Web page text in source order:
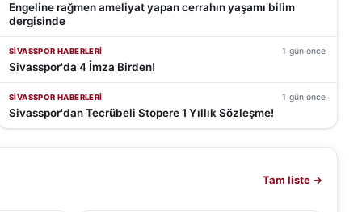
Engeline rağmen ameliyat yapan cerrahın yaşamı bilim
dergisinde
SIVASSPOR HABERLERI
Sivasspor'da 4 İmza Birden!
1 gün önce
SIVASSPOR HABERLERI
Sivasspor'dan Tecrübeli Stopere 1 Yıllık Sözleşme!
1 gün önce
Tam liste →